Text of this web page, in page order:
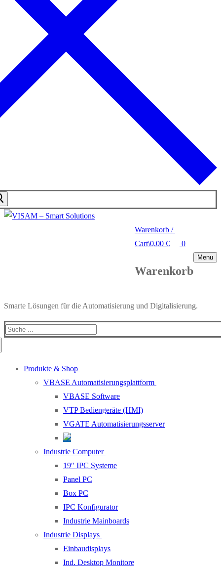
Warenkorb /
Cart\0,00 € 0
Warenkorb
Menu
Smarte Lösungen für die Automatisierung und Digitalisierung.
Search
Produkte & Shop
VBASE Automatisierungsplattform
VBASE Software
VTP Bediengeräte (HMI)
VGATE Automatisierungsserver
Industrie Computer
19″ IPC Systeme
Panel PC
Box PC
IPC Konfigurator
Industrie Mainboards
Industrie Displays
Einbaudisplays
Ind. Desktop Monitore